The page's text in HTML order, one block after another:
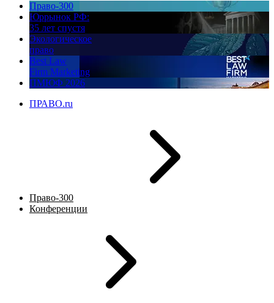
Право-300
Юррынок РФ:
35 лет спустя
Экологическое
право
Best Law
Firm Marketing
ПМЮФ 2026
ПРАВО.ru
Право-300
Конференции